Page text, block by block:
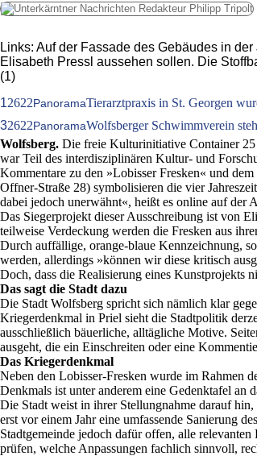
Links: Auf der Fassade des Gebäudes in
Elisabeth Pressl aussehen sollen. Die
(1)
12622PanoramaTierarztpraxis in St. Georgen
32622PanoramaWolfsberger Schwimmverein
Wolfsberg. Die freie Kulturinitiative Container
war Teil des interdisziplinären Kultur- und
Kommentare zu den »Lobisser Fresken« und
Offner-Straße 28) symbolisieren die vier
dabei jedoch unerwähnt«, heißt es online auf der
Das Siegerprojekt dieser Ausschreibung ist von
teilweise Verdeckung werden die Fresken aus
Durch auffällige, orange-blaue Kennzeichnung,
werden, allerdings »können wir diese kritisch
Doch, dass die Realisierung eines Kunstprojekts
Das sagt die Stadt dazu
Die Stadt Wolfsberg spricht sich nämlich klar
Kriegerdenkmal in Priel sieht die Stadtpolitik
ausschließlich bäuerliche, alltägliche Motive.
ausgeht, die ein Einschreiten oder eine
Das Kriegerdenkmal
Neben den Lobisser-Fresken wurde im Rahmen
Denkmals ist unter anderem eine Gedenktafel an
Die Stadt weist in ihrer Stellungnahme darauf
erst vor einem Jahr eine umfassende Sanierung
Stadtgemeinde jedoch dafür offen, alle
prüfen, welche Anpassungen fachlich sinnvoll,